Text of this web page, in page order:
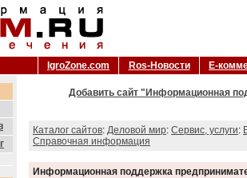
IgroZone.com Ros-Новости Е-
Добавить сайт "Информационная
Каталог сайтов: Деловой мир: Сервис, услуги:
Справочная информация
Информационная поддержка